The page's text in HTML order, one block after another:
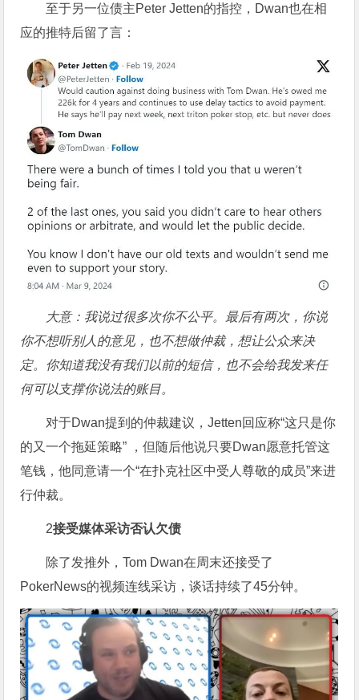
至于另一位债主Peter Jetten的指控，Dwan也在相
应的推特后留了言：
大意：我说过很多次你不公平。最后有两次，你说
你不想听别人的意见，也不想做仲裁，想让公众来决
定。你知道我没有我们以前的短信，也不会给我发来任
何可以支撑你说法的账目。
对于Dwan提到的仲裁建议，Jetten回应称“这只是你
的又一个拖延策略” ，但随后他说只要Dwan愿意托管这
笔钱，他同意请一个“在扑克社区中受人尊敬的成员”来进
行仲裁。
2接受媒体采访否认欠债
除了发推外，Tom Dwan在周末还接受了
PokerNews的视频连线采访，谈话持续了45分钟。